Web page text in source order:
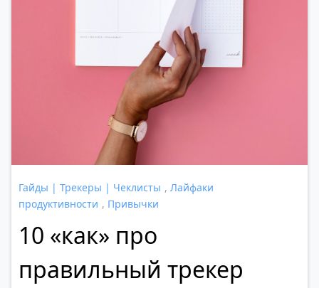
Гайды | Трекеры | Чеклисты , Лайфаки
продуктивности , Привычки
10 «как» про
правильный трекер